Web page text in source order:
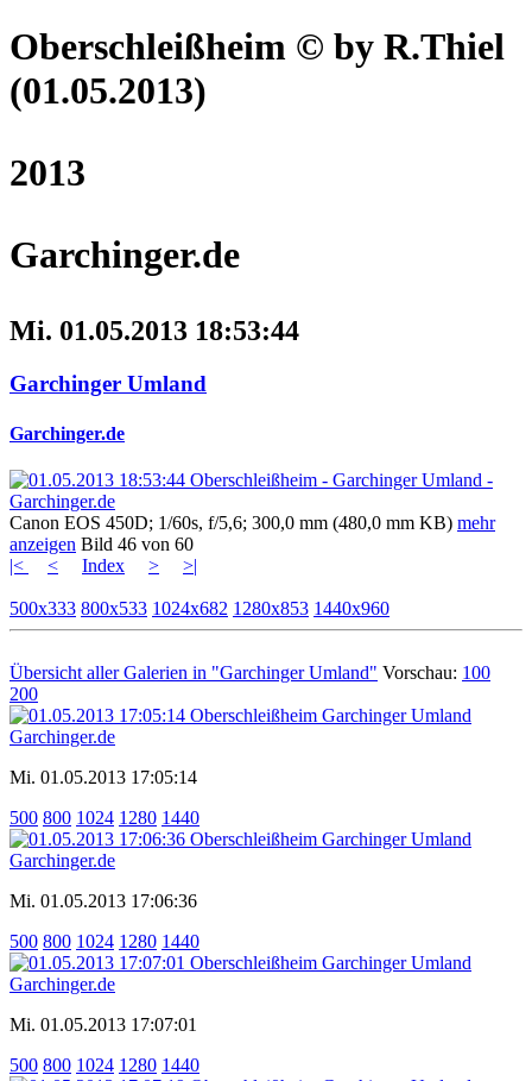
Oberschleißheim © by R.Thiel
(01.05.2013)
2013
Garchinger.de
Mi. 01.05.2013 18:53:44
Garchinger Umland
Garchinger.de
Canon EOS 450D; 1/60s, f/5,6; 300,0 mm (480,0 mm KB) mehr
anzeigen Bild 46 von 60
|<
< Index > >|
500x333 800x533 1024x682 1280x853 1440x960
Übersicht aller Galerien in "Garchinger Umland" Vorschau: 100
200
Mi. 01.05.2013 17:05:14
500 800 1024 1280 1440
Mi. 01.05.2013 17:06:36
500 800 1024 1280 1440
Mi. 01.05.2013 17:07:01
500 800 1024 1280 1440